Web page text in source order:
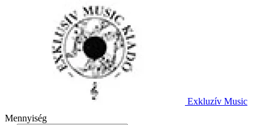
Exkluzív Music
Mennyiség